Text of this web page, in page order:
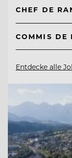
CHEF DE
COMMIS DE
Entdecke alle